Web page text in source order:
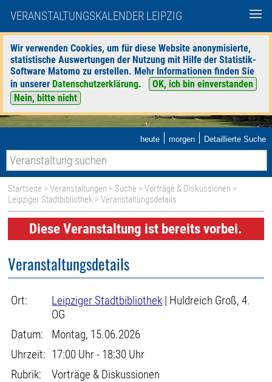
VERANSTALTUNGSKALENDER LEIPZIG
Wir verwenden Cookies, um für diese Website anonymisierte,
statistische Auswertungen der Nutzung mit Hilfe der Statistik-
Software Matomo zu erstellen. Mehr Informationen finden Sie
in unserer Datenschutzerklärung.
OK, ich bin einverstanden
Nein, bitte nicht
heute | morgen | Detaillierte Suche
Startseite >Veranstaltungen > Suche >Vorträge & Diskussionen >
Leipziger Stadtbibliothek > Veranstaltungsdetails
Diese Veranstaltung ist bereits vorbei.
Veranstaltungsdetails
Ort: Leipziger Stadtbibliothek | Huldreich Groß, 4.
OG
Datum:
Montag, 15.06.2026
Uhrzeit: 17:00 Uhr - 18:30 Uhr
Rubrik:
Vorträge & Diskussionen